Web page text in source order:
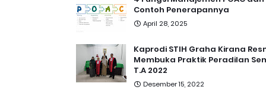
Contoh Penerapannya
April 28, 2025
Kaprodi STIH Graha Kirana
Membuka Praktik Peradilan
T.A 2022
Desember 15, 2022